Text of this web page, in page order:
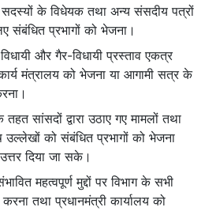
सदस्यों के विधेयक तथा अन्य संसदीय पत्रों
संबंधित प्रभागों को भेजना।
और गैर-विधायी प्रस्ताव एकत्र
मंत्रालय को भेजना या आगामी सत्र के
सांसदों द्वारा उठाए गए मामलों तथा
उल्लेखों को संबंधित प्रभागों को भेजना
दिया जा सके।
महत्वपूर्ण मुद्दों पर विभाग के सभी
तथा प्रधानमंत्री कार्यालय को